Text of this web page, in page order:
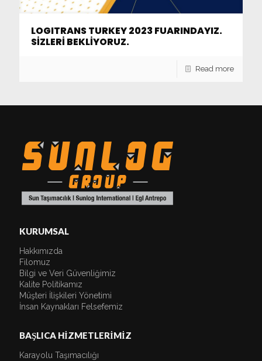
LOGITRANS TURKEY 2023 FUARINDAYIZ.
SİZLERİ BEKLİYORUZ.
Read more
KURUMSAL
Hakkımızda
Filomuz
Bilgi ve Veri Güvenliğimiz
Kalite Politikamız
Müşteri İlişkileri Yönetimi
İnsan Kaynakları Felsefemiz
BAŞLICA HİZMETLERİMİZ
Karayolu Taşımacılığı